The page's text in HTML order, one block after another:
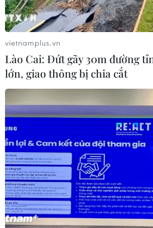
vietnamplus.vn
Lào Cai: Đứt gãy 30m đường
lớn, giao thông bị chia cắt